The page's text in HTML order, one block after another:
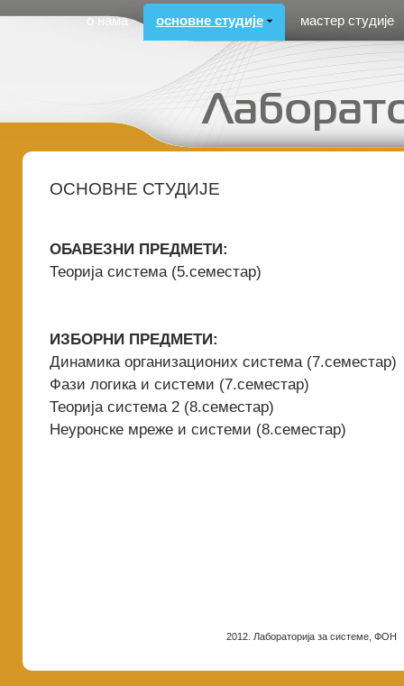
о нама основне студије мастер студије
ОСНОВНЕ СТУДИЈЕ
ОБАВЕЗНИ ПРЕДМЕТИ:
Теорија система (5.семестар)
ИЗБОРНИ ПРЕДМЕТИ:
Динамика организационих система (7.семестар)
Фази логика и системи (7.семестар)
Теорија система 2 (8.семестар)
Неуронске мреже и системи (8.семестар)
2012. Лабораторија за системе, ФОН